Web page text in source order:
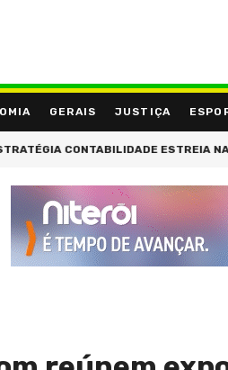
GERAIS JUSTIÇA
CONTABILIDADE ESTREIA NA BEAUTY